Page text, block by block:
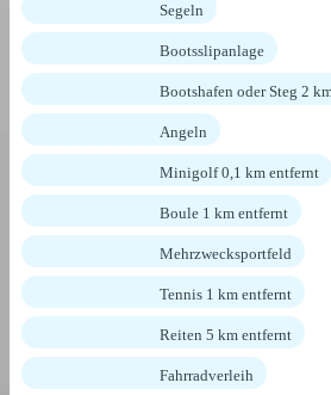
Segeln
Bootsslipanlage
Bootshafen oder Steg 2
Angeln
Minigolf 0,1 km entfernt
Boule 1 km entfernt
Mehrzwecksportfeld
Tennis 1 km entfernt
Reiten 5 km entfernt
Fahrradverleih